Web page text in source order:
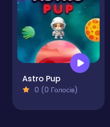
Astro Pup
0 (0 Голосів)